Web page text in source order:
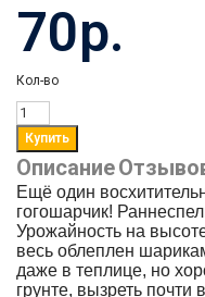
70р.
Кол-во
Описание
Ещё один
гогошарчик!
Урожайность на
весь облеплен
даже в теплице, но
грунте, вызреть почти